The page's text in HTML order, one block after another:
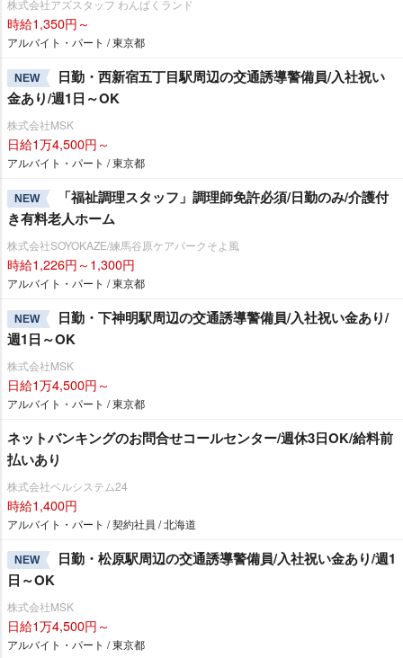
株式会社アズスタッフ わんぱくランド
時給1,350円～
アルバイト・パート / 東京都
NEW
日勤・西新宿五丁目駅周辺の交通誘導警備員/入社祝い
金あり/週1日～OK
株式会社MSK
日給1万4,500円～
アルバイト・パート / 東京都
NEW
「福祉調理スタッフ」調理師免許必須/日勤のみ/介護付
き有料老人ホーム
株式会社SOYOKAZE/練馬谷原ケアパークそよ風
時給1,226円～1,300円
アルバイト・パート / 東京都
NEW
日勤・下神明駅周辺の交通誘導警備員/入社祝い金あり/
週1日～OK
株式会社MSK
日給1万4,500円～
アルバイト・パート / 東京都
ネットバンキングのお問合せコールセンター/週休3日OK/給料前
払いあり
株式会社ベルシステム24
時給1,400円
アルバイト・パート / 契約社員 / 北海道
NEW
日勤・松原駅周辺の交通誘導警備員/入社祝い金あり/週1
日～OK
株式会社MSK
日給1万4,500円～
アルバイト・パート / 東京都